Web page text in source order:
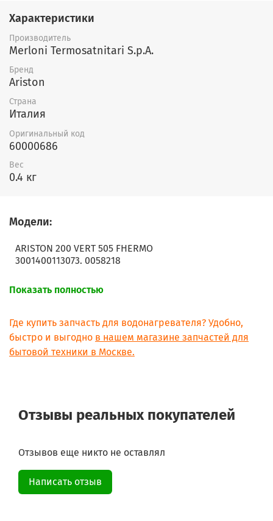
Характеристики
Производитель
Merloni Termosatnitari S.p.A.
Бренд
Ariston
Страна
Италия
Оригинальный код
60000686
Вес
0.4 кг
Модели:
ARISTON 200 VERT 505 FHERMO
3001400113073. 0058218
Показать полностью
Где купить запчасть для водонагревателя? Удобно,
быстро и выгодно в нашем магазине запчастей для
бытовой техники в Москве.
Отзывы реальных покупателей
Отзывов еще никто не оставлял
Написать отзыв